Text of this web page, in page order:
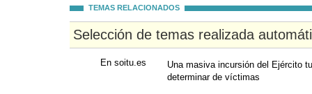
TEMAS RELACIONADOS
Selección de temas realizada
En soitu.es
Una masiva incursión del Ejército
determinar de víctimas